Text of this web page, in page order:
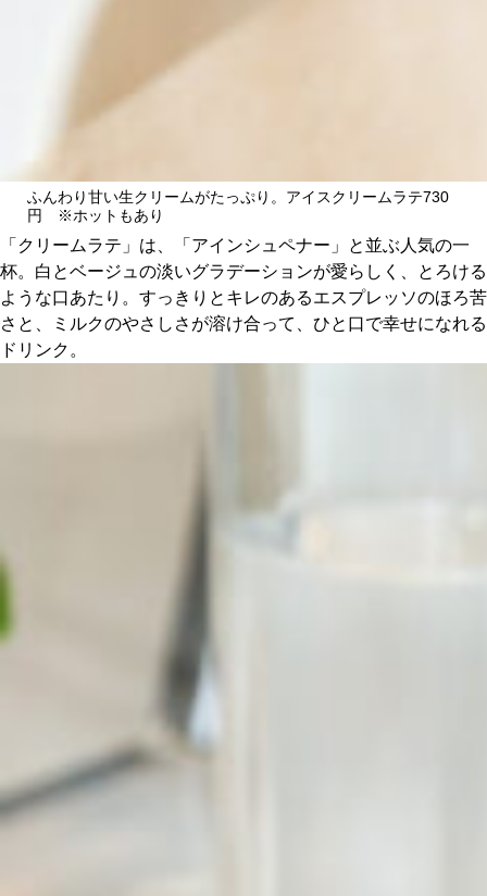
ふんわり甘い生クリームがたっぷり。アイスクリームラテ730
円 ※ホットもあり
「クリームラテ」は、「アインシュペナー」と並ぶ人気の一
杯。白とベージュの淡いグラデーションが愛らしく、とろける
ような口あたり。すっきりとキレのあるエスプレッソのほろ苦
さと、ミルクのやさしさが溶け合って、ひと口で幸せになれる
ドリンク。